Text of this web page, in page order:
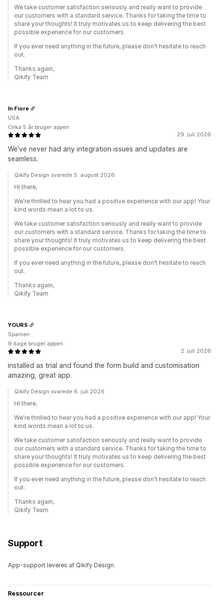
We take customer satisfaction seriously and really want to provide
our customers with a standard service. Thanks for taking the time to
share your thoughts! It truly motivates us to keep delivering the best
possible experience for our customers.
If you ever need anything in the future, please don't hesitate to reach
out.
Thanks again,
Qikify Team
29. juli 2026
We've never had any integration issues and updates are
seamless.
In Fiore
USA
Cirka 5 år bruger appen
Qikify Design svarede 5. august 2026
Hi there,
We're thrilled to hear you had a positive experience with our app! Your
kind words mean a lot to us.
We take customer satisfaction seriously and really want to provide
our customers with a standard service. Thanks for taking the time to
share your thoughts! It truly motivates us to keep delivering the best
possible experience for our customers.
If you ever need anything in the future, please don't hesitate to reach
out.
Thanks again,
Qikify Team
2. juli 2026
installed as trial and found the form build and customisation
amazing, great app.
YOURS
Spanien
9 dage bruger appen
Qikify Design svarede 6. juli 2026
Hi there,
We're thrilled to hear you had a positive experience with our app! Your
kind words mean a lot to us.
We take customer satisfaction seriously and really want to provide
our customers with a standard service. Thanks for taking the time to
share your thoughts! It truly motivates us to keep delivering the best
possible experience for our customers.
If you ever need anything in the future, please don't hesitate to reach
out.
Thanks again,
Qikify Team
Support
App-support leveres af Qikify Design.
Ressourcer